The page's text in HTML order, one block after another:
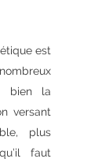
est
bien la
versant
plus
faut